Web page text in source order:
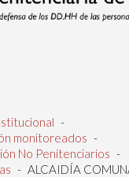
-
monitoreados -
No Penitenciarios -
- ALCAIDÍA